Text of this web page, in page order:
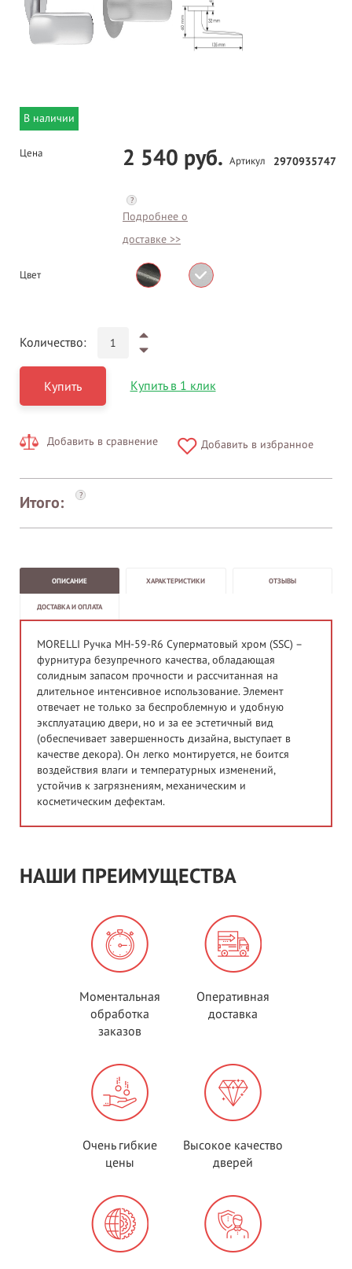
В наличии
Цена 2 540 руб.
?
Подробнее о
доставке >>
Артикул 2970935747
Цвет
Количество:
Купить Купить в 1 клик
Добавить в сравнение Добавить в избранное
Итого: ?
ОПИСАНИЕ ХАРАКТЕРИСТИКИ ОТЗЫВЫ
ДОСТАВКА И ОПЛАТА
MORELLI Ручка MH-59-R6 Суперматовый хром (SSC) –
фурнитура безупречного качества, обладающая
солидным запасом прочности и рассчитанная на
длительное интенсивное использование. Элемент
отвечает не только за беспроблемную и удобную
эксплуатацию двери, но и за ее эстетичный вид
(обеспечивает завершенность дизайна, выступает в
качестве декора). Он легко монтируется, не боится
воздействия влаги и температурных изменений,
устойчив к загрязнениям, механическим и
косметическим дефектам.
НАШИ ПРЕИМУЩЕСТВА
Моментальная
обработка
заказов
Оперативная
доставка
Очень гибкие
цены
Высокое качество
дверей